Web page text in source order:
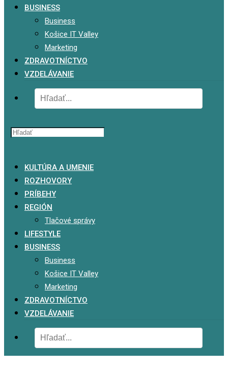
BUSINESS
Business
Košice IT Valley
Marketing
ZDRAVOTNÍCTVO
VZDELÁVANIE
KULTÚRA A UMENIE
ROZHOVORY
PRÍBEHY
REGIÓN
Tlačové správy
LIFESTYLE
BUSINESS
Business
Košice IT Valley
Marketing
ZDRAVOTNÍCTVO
VZDELÁVANIE